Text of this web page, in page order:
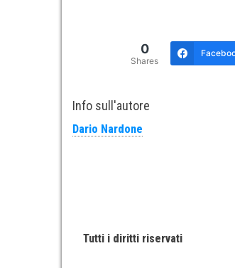
0
Shares
Info sull'autore
Dario Nardone
Tutti i diritti riservati